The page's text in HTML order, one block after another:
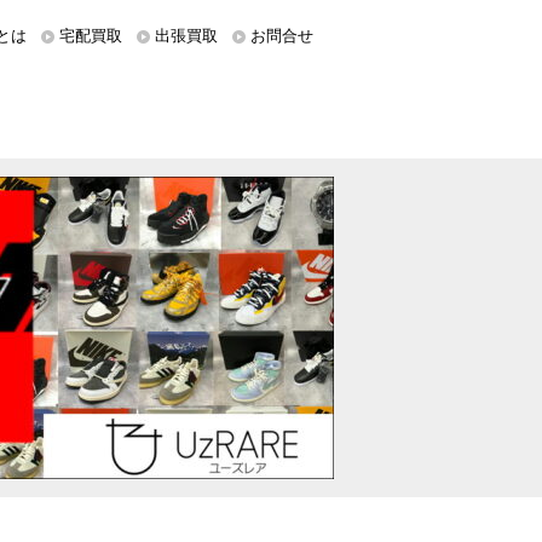
は 宅配買取 出張買取 お問合せ